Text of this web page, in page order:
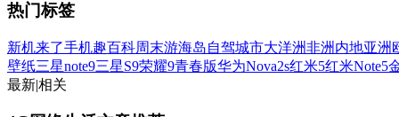
热门标签
新机来了手机趣百科周末游海岛自驾城市大洋洲非洲 内地亚洲
壁纸三星note9三星S9荣耀9青春版华为Nova2s红米5红米Note5
最新|相关